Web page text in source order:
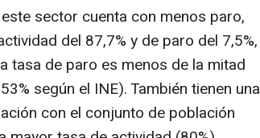
sector cuenta con menos paro,
del 87,7% y de paro del 7,5%,
tasa de paro es menos de la mitad
según el INE). También tienen una
con el conjunto de población